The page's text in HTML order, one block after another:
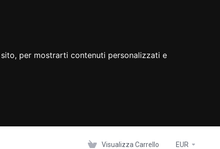
per mostrarti contenuti personalizzati e
Visualizza Carrello EUR